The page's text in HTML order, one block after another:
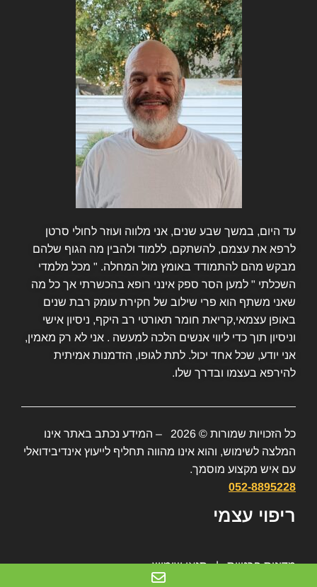
עד היום, במשך שבע שנים, אני מלווה ועוזר לחולי סרטן
לרפא את עצמם, להשתקם, ללמוד ולהבין מה הגוף שלהם
מבקש מהם להתמודד באומץ מול המחלה. " מכל מלמדי
השכלתי " למען הסר ספק אינני רופא בהכשרתי אך כל מה
שאני משתף הוא פרי שילוב של חקירת עומק רבת שנים
באופן עצמאי,קריאת חומר תאורטי רב היקף, ניסיון אישי
וניסיון תוך כדי ליווי אנשים הלכה למעשה . אני לא רק מאמין,
אני יודע, שכל אחד יכול. לתת לגופו, הזדמנות אמיתית
להירפא בעצמו ובדרך שלו.
כל הזכויות שמורות © 2026 – המידע נכתב באתר אינו
המלצה לשימוש, והוא אינו מהווה תחליף לייעוץ אינדיבידואלי
עם איש מקצוע מוסמך.
052-8895228
ריפוי עצמי
מדינות פרטיות|תנאי שימוש